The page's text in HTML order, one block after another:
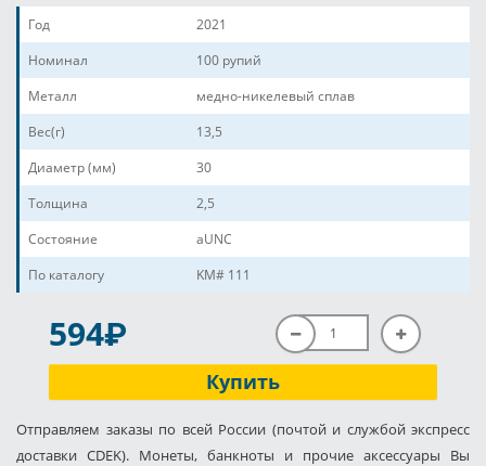
Год
2021
Номинал
100 рупий
Металл
медно-никелевый сплав
Вес(г)
13,5
Диаметр (мм)
30
Толщина
2,5
Состояние
aUNC
По каталогу
KM# 111
594P
Купить
Отправляем заказы по всей России (почтой и службой экспресс
доставки CDEK). Монеты, банкноты и прочие аксессуары Вы